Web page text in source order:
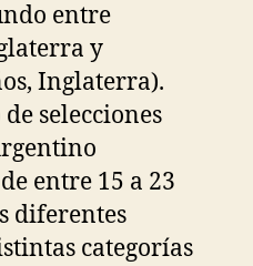
entre
y
Inglaterra).
selecciones
entre 15 a 23
diferentes
categorías